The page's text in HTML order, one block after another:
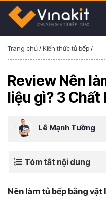
Trang chủ/Kiến thức tủ bếp/
Review Nên
liệu gì? 3 Chất
Lê Mạnh Tường
Tóm tắt nội dung
Nên làm tủ bếp bằng vật